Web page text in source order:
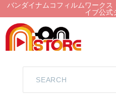
バンダイナムコフィルムワーク
イブ公式